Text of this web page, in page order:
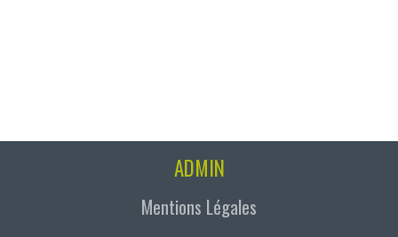
ADMIN
Mentions Légales